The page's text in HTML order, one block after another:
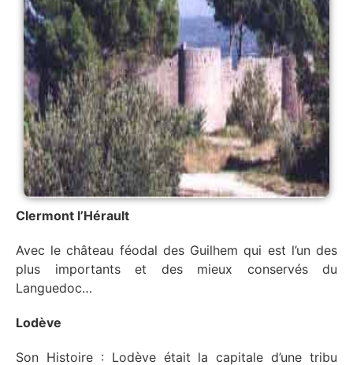
Clermont l’Hérault
Avec le château féodal des Guilhem qui est l’un des
plus importants et des mieux conservés du
Languedoc…
Lodève
Son Histoire : Lodève était la capitale d’une tribu